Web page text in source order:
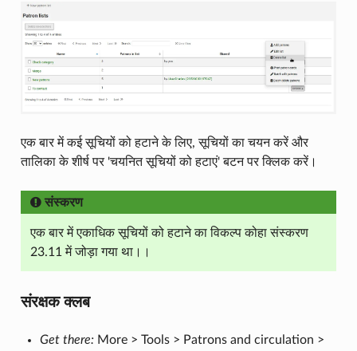
एक बार में कई सूचियों को हटाने के लिए, सूचियों का चयन करें और
तालिका के शीर्ष पर 'चयनित सूचियों को हटाएं' बटन पर क्लिक करें।
संस्करण
एक बार में एकाधिक सूचियों को हटाने का विकल्प कोहा संस्करण
23.11 में जोड़ा गया था।।
संरक्षक क्लब
Get there:More > Tools > Patrons and circulation >